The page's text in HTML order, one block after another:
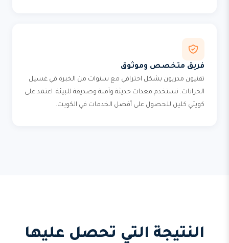
فريق متخصص وموثوق
تقنيون مدربون بشكل احترافي مع سنوات من الخبرة في غسيل
الخزانات. نستخدم معدات حديثة وآمنة وصديقة للبيئة. اعتمد على
كويتي كلين للحصول على أفضل الخدمات في الكويت.
النتيجة التي تحصل عليها